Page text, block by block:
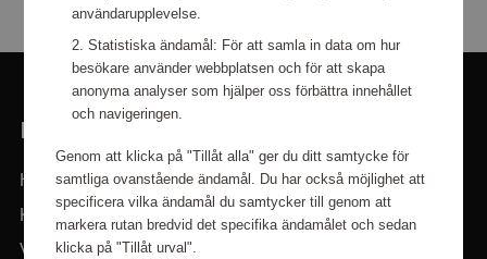
användarupplevelse.
Statistiska ändamål: För att samla in data om hur
besökare använder webbplatsen och för att skapa
anonyma analyser som hjälper oss förbättra innehållet
och navigeringen.
Genom att klicka på "Tillåt alla" ger du ditt samtycke för
samtliga ovanstående ändamål. Du har också möjlighet att
specificera vilka ändamål du samtycker till genom att
markera rutan bredvid det specifika ändamålet och sedan
klicka på "Tillåt urval".
LÄNKAR
Hem
Kategorier
Varumärken